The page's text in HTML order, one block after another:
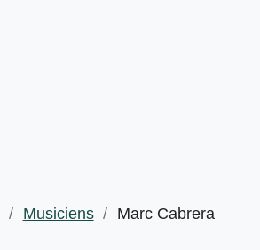
/ Musiciens / Marc Cabrera